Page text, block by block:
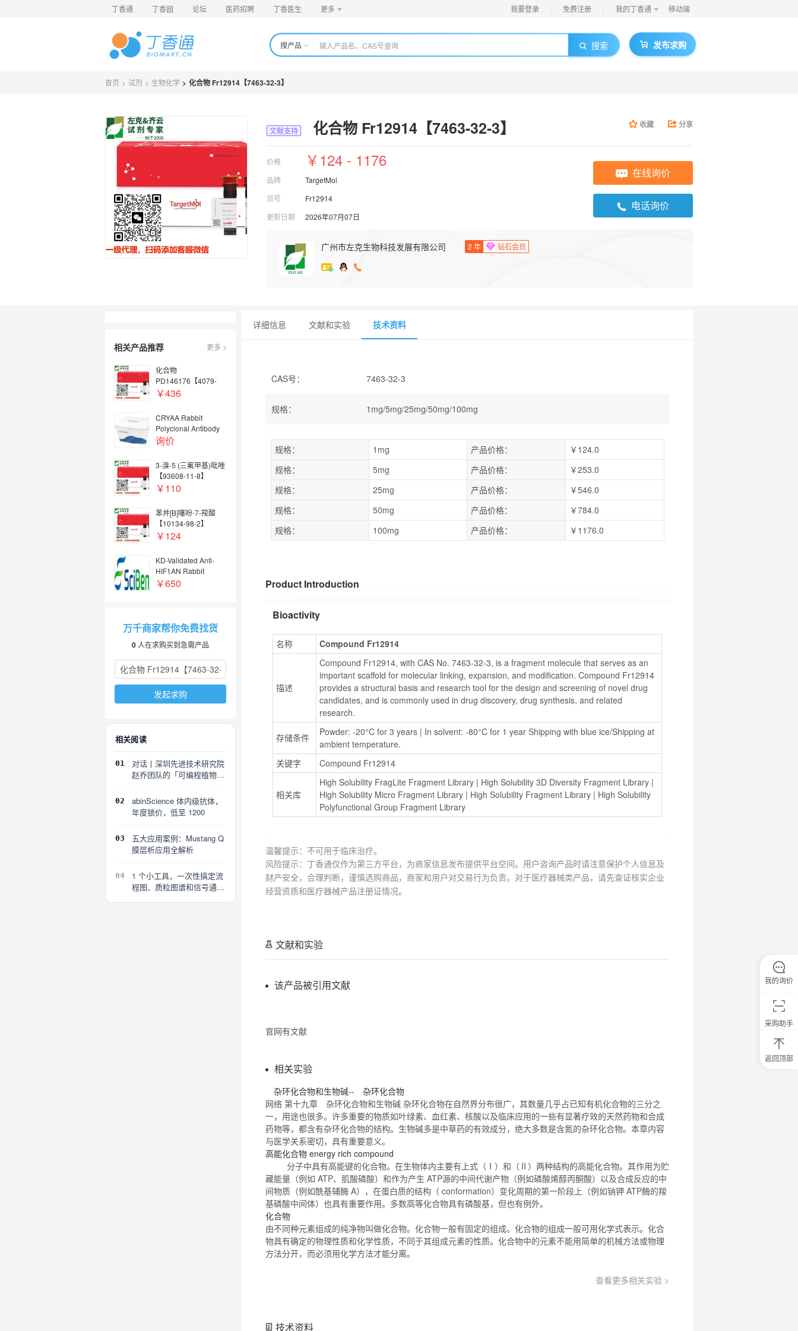
丁香通 丁香园 论坛 医药招聘 丁香医生 更多 我要登录 免费注册 我的丁香通 移动端
搜产品 搜索 发布求购
首页 > 试剂 > 生物化学 > 化合物 Fr12914【7463-32-3】
文献支持 化合物 Fr12914【7463-32-3】 收藏 分享
价格 ￥124 - 1176
品牌
TargetMol
货号
Fr12914
更新日期
2026年07月07日
在线询价
电话询价
广州市左克生物科技发展有限公司 2 年 钻石会员
相关产品推荐 更多 >
化合物
PD146176【4079-
26-9】
￥436
CRYAA Rabbit
Polyclonal Antibody
询价
3-溴-5 (三氟甲基)吡唑
【93608-11-8】
￥110
苯并[B]噻吩-7-羧酸
【10134-98-2】
￥124
KD-Validated Anti-
HIF1AN Rabbit
mAb（KD KO验证抗
￥650
万千商家帮你免费找货
0 人在求购买到急需产品
发起求购
相关阅读
01
对话丨深圳先进技术研究院
赵乔团队的「可编程植物」
02
abinScience 体内级抗体，
年度锁价，低至 1200
03
五大应用案例：Mustang Q
膜层析应用全解析
04
1 个小工具，一次性搞定流
程图、质粒图谱和信号通路
详细信息 文献和实验 技术资料
CAS号： 7463-32-3
规格： 1mg/5mg/25mg/50mg/100mg
规格： 1mg 产品价格：
￥124.0
规格：
5mg 产品价格：
￥253.0
规格：
25mg 产品价格：
￥546.0
规格：
50mg 产品价格：
￥784.0
规格：
100mg 产品价格： ￥1176.0
Product Introduction
Bioactivity
名称 Compound Fr12914
描述
Compound Fr12914, with CAS No. 7463-32-3, is a fragment molecule that serves as an
important scaffold for molecular linking, expansion, and modification. Compound Fr12914
provides a structural basis and research tool for the design and screening of novel drug
candidates, and is commonly used in drug discovery, drug synthesis, and related
research.
存储条件
Powder: -20°C for 3 years | In solvent: -80°C for 1 year Shipping with blue ice/Shipping at
ambient temperature.
关键字
Compound Fr12914
相关库
High Solubility FragLite Fragment Library | High Solubility 3D Diversity Fragment Library
High Solubility Micro Fragment Library | High Solubility Fragment Library | High Solubility
Polyfunctional Group Fragment Library
温馨提示：不可用于临床治疗。
风险提示：丁香通仅作为第三方平台，为商家信息发布提供平台空间。用户咨询产品时请注意保护个人信息及
财产安全，合理判断，谨慎选购商品，商家和用户对交易行为负责。对于医疗器械类产品，请先查证核实企业
经营资质和医疗器械产品注册证情况。
文献和实验
该产品被引用文献
官网有文献
相关实验
杂环化合物和生物碱-- 杂环化合物
网络 第十九章 杂环化合物和生物碱 杂环化合物在自然界分布很广，其数量几乎占已知有机化合物的三分之
一，用途也很多。许多重要的物质如叶绿素、血红素、核酸以及临床应用的一些有显著疗效的天然药物和合成
药物等，都含有杂环化合物的结构。生物碱多是中草药的有效成分，绝大多数是含氮的杂环化合物。本章内容
与医学关系密切，具有重要意义。
高能化合物 energy rich compound
分子中具有高能键的化合物。在生物体内主要有上式（Ⅰ）和（Ⅱ）两种结构的高能化合物。其作用为贮
藏能量（例如 ATP、肌酸磷酸）和作为产生 ATP源的中间代谢产物（例如磷酸烯醇丙酮酸）以及合成反应的中
间物质（例如酰基辅酶 A），在蛋白质的结构（ conformation）变化周期的第一阶段上（例如钠钾 ATP酶的羧
基磷酸中间体）也具有重要作用。多数高等化合物具有磷酸基，但也有例外。
化合物
由不同种元素组成的纯净物叫做化合物。 化合物一般有固定的组成。 化合物的组成一般可用化学式表示。 化合
物具有确定的物理性质和化学性质，不同于其组成元素的性质。 化合物中的元素不能用简单的机械方法或物理
方法分开，而必须用化学方法才能分离。
查看更多相关实验 >
技术资料
采购助手
返回顶部
我的询价